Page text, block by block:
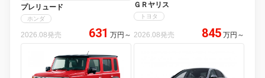
プレリュード
ホンダ
2026.08発売 631 万円 ～
ＧＲヤリス
トヨタ
2026.08発売 845 万円 ～